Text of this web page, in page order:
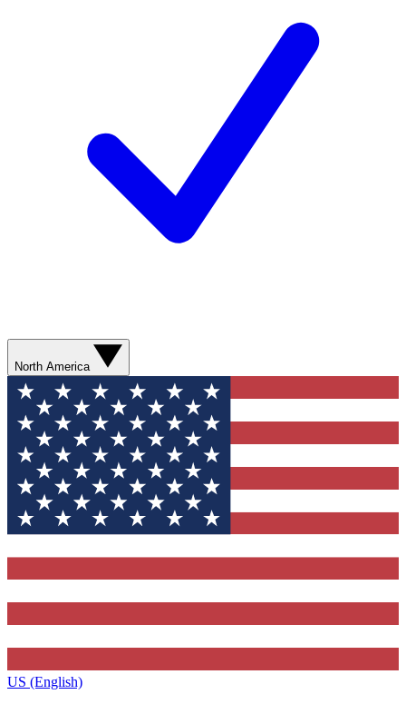
North America
US (English)